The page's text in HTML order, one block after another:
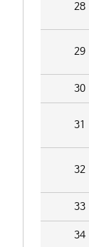
28
29
30
31
32
33
34